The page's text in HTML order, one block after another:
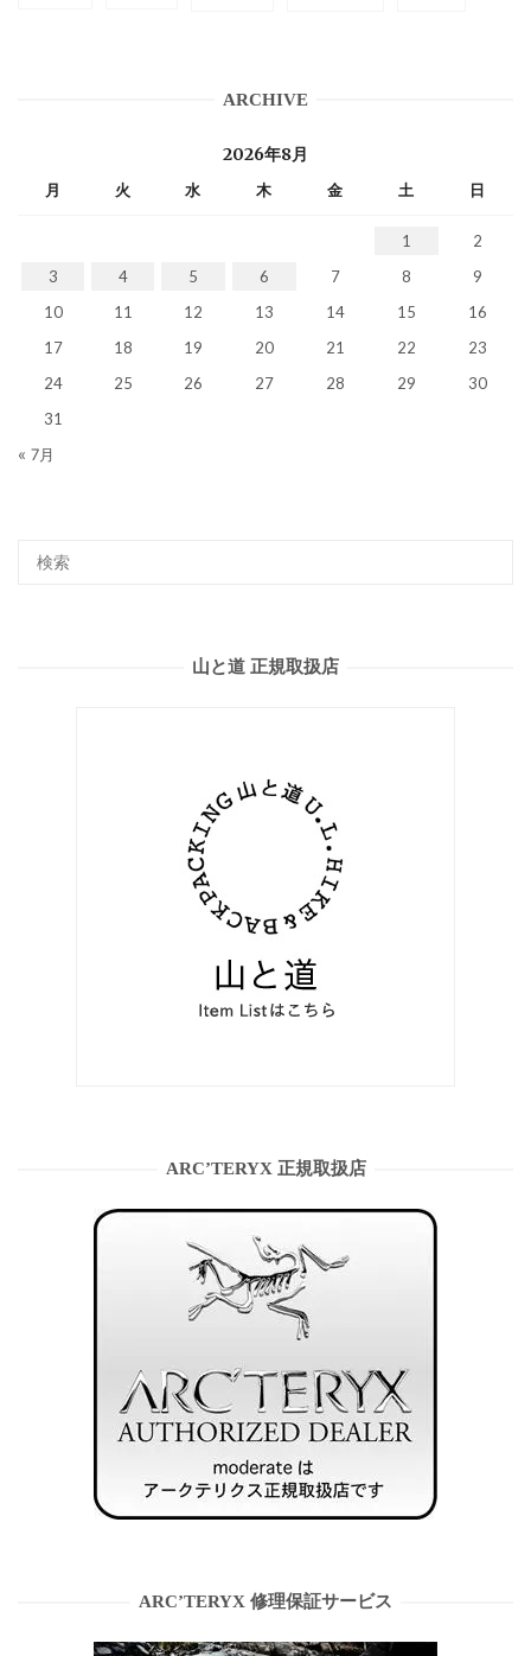
ARCHIVE
2026年8月
月 火 水 木 金 土 日
1
2
3
4 5 6 7 8
9
10
11 12 13 14 15
16
17
18 19 20 21 22
23
24
25 26 27 28 29
30
31
« 7月
山と道 正規取扱店
ARC’TERYX 正規取扱店
ARC’TERYX 修理保証サービス